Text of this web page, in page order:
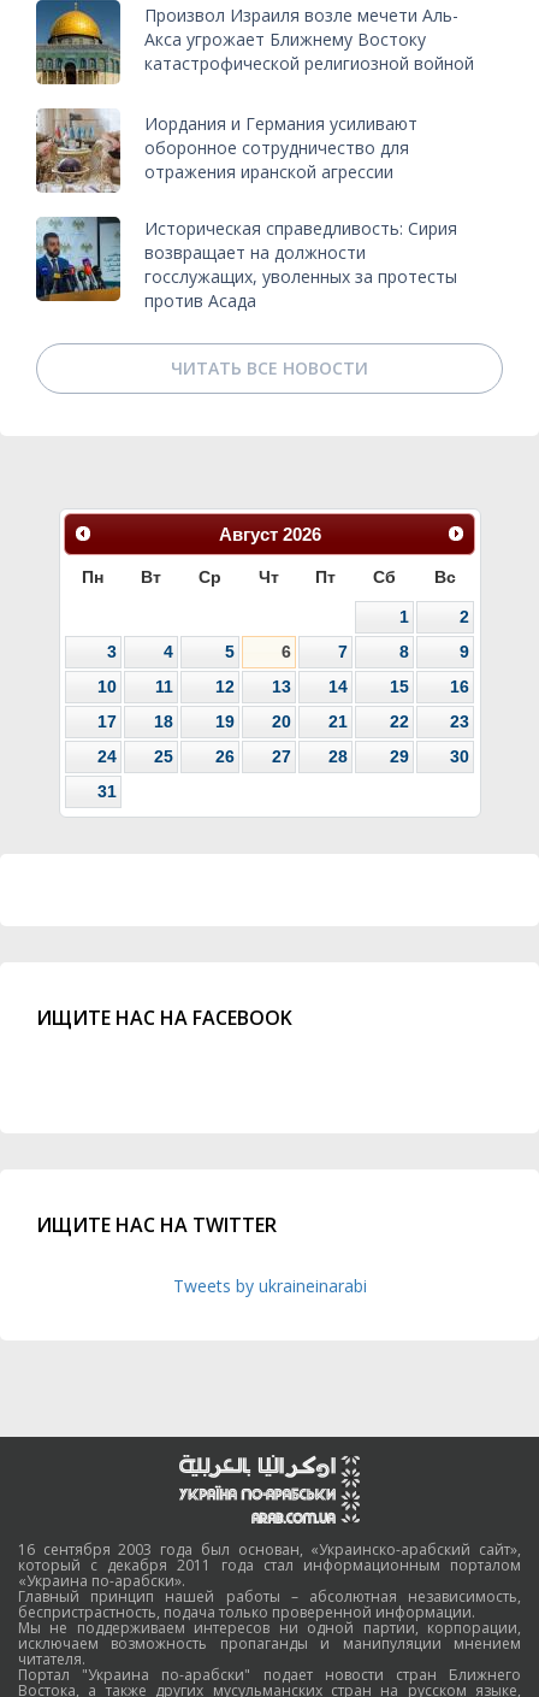
Произвол Израиля возле мечети Аль-
Акса угрожает Ближнему Востоку
катастрофической религиозной войной
Иордания и Германия усиливают
оборонное сотрудничество для
отражения иранской агрессии
Историческая справедливость: Сирия
возвращает на должности
госслужащих, уволенных за протесты
против Асада
ЧИТАТЬ ВСЕ НОВОСТИ
Август 2026
Пн Вт Ср Чт Пт Сб Вс
1
2
3
4 5 6 7 8
9
10
11 12 13 14 15
16
17
18 19 20 21 22
23
24
25 26 27 28 29
30
31
ИЩИТЕ НАС НА FACEBOOK
ИЩИТЕ НАС НА TWITTER
Tweets by ukraineinarabi
16 сентября 2003 года был основан, «Украинско-арабский сайт»,
который с декабря 2011 года стал информационным порталом
«Украина по-арабски».
Главный принцип нашей работы – абсолютная независимость,
беспристрастность, подача только проверенной информации.
Мы не поддерживаем интересов ни одной партии, корпорации,
исключаем возможность пропаганды и манипуляции мнением
читателя.
Портал "Украина по-арабски" подает новости стран Ближнего
Востока, а также других мусульманских стран на русском языке,